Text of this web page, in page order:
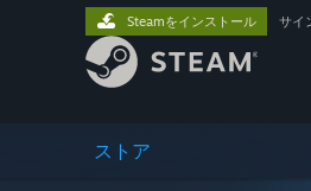
ストア
Steamをインストール サイ